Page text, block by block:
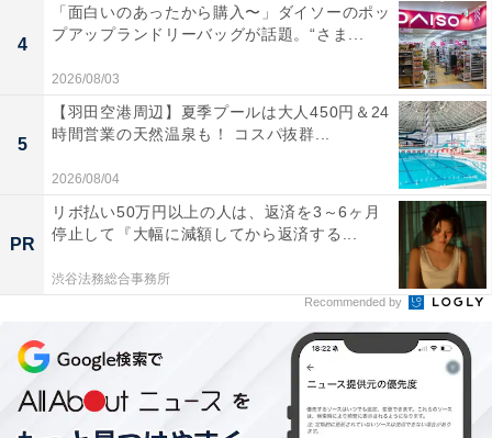
4
「面白いのあったから購入〜」ダイソーのポッ
プアップランドリーバッグが話題。“さま...
2026/08/03
5
【羽田空港周辺】夏季プールは大人450円＆24
時間営業の天然温泉も！ コスパ抜群...
2026/08/04
PR
リボ払い50万円以上の人は、返済を3～6ヶ月
停止して『大幅に減額してから返済する...
渋谷法務総合事務所
Recommended by